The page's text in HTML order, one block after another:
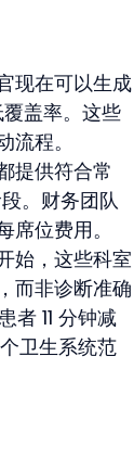
现在可以生成
盖率。这些
程。
提供符合常
。财务团队
位费用。
始，这些科室
而非诊断准确
者 11 分钟减
卫生系统范